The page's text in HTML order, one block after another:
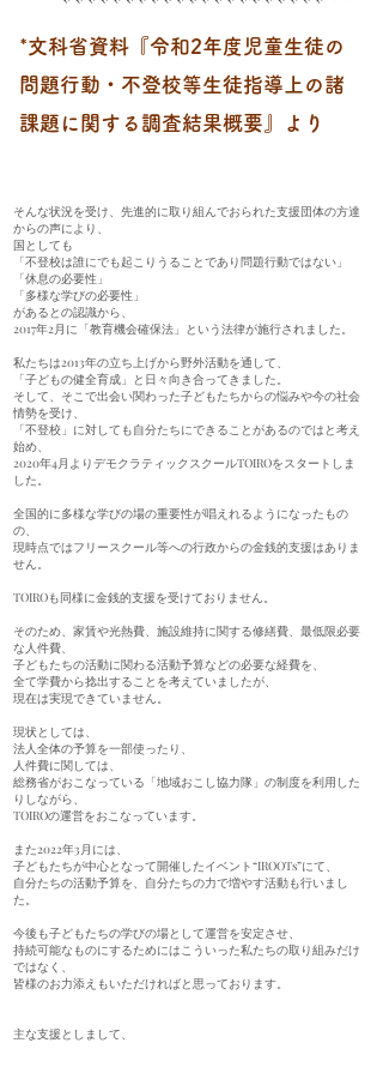
​*文科省資料『令和2年度児童生徒の
問題行動・不登校等生徒指導上の諸
課題に関する調査結果概要』より
そんな状況を受け、先進的に取り組んでおられた支援団体の方達
からの声により、
国としても
「不登校は誰にでも起こりうることであり問題行動ではない」
「休息の必要性」
「多様な学びの必要性」
があるとの認識から、
2017年2月に「教育機会確保法」という法律が施行されました。
私たちは2013年の立ち上げから野外活動を通して、
「子どもの健全育成」と日々向き合ってきました。
そして、そこで出会い関わった子どもたちからの悩みや今の社会
情勢を受け、
「不登校」に対しても自分たちにできることがあるのではと考え
始め、
2020年4月よりデモクラティックスクールTOIROをスタートしま
した。
全国的に多様な学びの場の重要性が唱えれるようになったもの
の、
現時点ではフリースクール等への行政からの金銭的支援はありま
せん。
TOIROも同様に金銭的支援を受けておりません。
そのため、家賃や光熱費、施設維持に関する修繕費、最低限必要
な人件費、
子どもたちの活動に関わる活動予算などの必要な経費を、
全て学費から捻出することを考えていましたが、
現在は実現できていません。
現状としては、
法人全体の予算を一部使ったり、
人件費に関しては、
総務省がおこなっている「地域おこし協力隊」の制度を利用した
りしながら、
TOIROの運営をおこなっています。
また2022年3月には、
子どもたちが中心となって開催したイベント“IROOTs”にて、
自分たちの活動予算を、自分たちの力で増やす活動も行いまし
た。
今後も子どもたちの学びの場として運営を安定させ、
持続可能なものにするためにはこういった私たちの取り組みだけ
ではなく、
皆様のお力添えもいただければと思っております。
主な支援としまして、